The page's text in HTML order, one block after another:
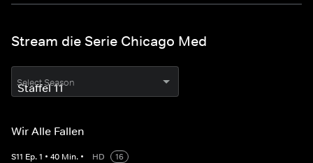
Stream die Serie Chicago Med
Select Season
Wir Alle Fallen
S11 Ep.1 • 40 Min. • HD
16